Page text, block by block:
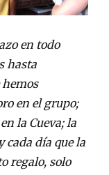
en todo
hasta
en el grupo;
la Cueva; la
cada día que la
regalo, solo